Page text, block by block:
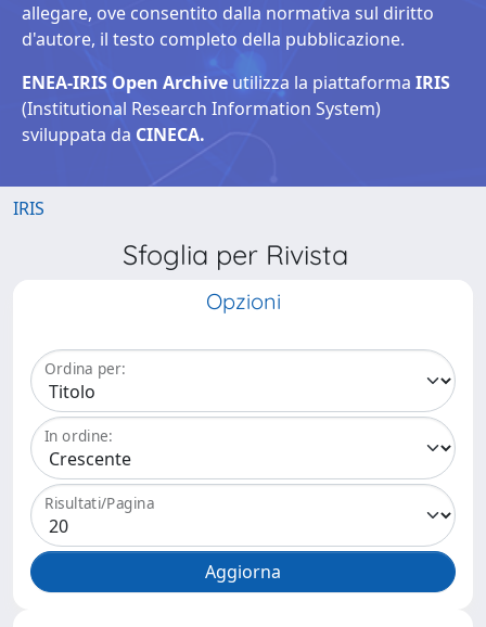
allegare, ove consentito dalla normativa sul diritto
d'autore, il testo completo della pubblicazione.
ENEA-IRIS Open Archive utilizza la piattaforma IRIS
(Institutional Research Information System)
sviluppata da CINECA.
IRIS
Sfoglia per Rivista
Opzioni
Ordina per:
In ordine:
Risultati/Pagina